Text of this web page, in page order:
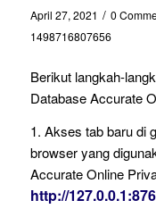
April 27, 2021 / 0
1498716807656
Berikut langkah-
Database Accurate
1. Akses tab baru di
browser yang
Accurate Online
http://